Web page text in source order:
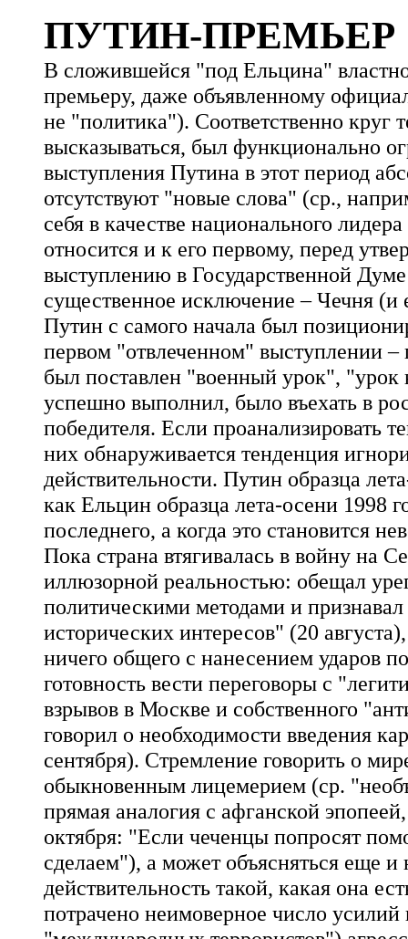
ПУТИН-ПРЕМЬЕР
В сложившейся "под Ельцина"
премьеру, даже объявленному
не "политика"). Соответственно круг
высказываться, был функционально
выступления Путина в этот период
отсутствуют "новые слова" (ср.,
себя в качестве национального
относится и к его первому, перед
выступлению в Государственной Думе
существенное исключение – Чечня (и
Путин с самого начала был
первом "отвлеченном" выступлении –
был поставлен "военный урок",
успешно выполнил, было въехать в
победителя. Если проанализировать
них обнаруживается тенденция
действительности. Путин образца
как Ельцин образца лета-осени 1998
последнего, а когда это становится
Пока страна втягивалась в войну на
иллюзорной реальностью: обещал
политическими методами и
исторических интересов" (20
ничего общего с нанесением ударов
готовность вести переговоры с
взрывов в Москве и собственного
говорил о необходимости введения
сентября). Стремление говорить о
обыкновенным лицемерием (ср.
прямая аналогия с афганской
октября: "Если чеченцы попросят
сделаем"), а может объясняться еще
действительность такой, какая она
потрачено неимоверное число